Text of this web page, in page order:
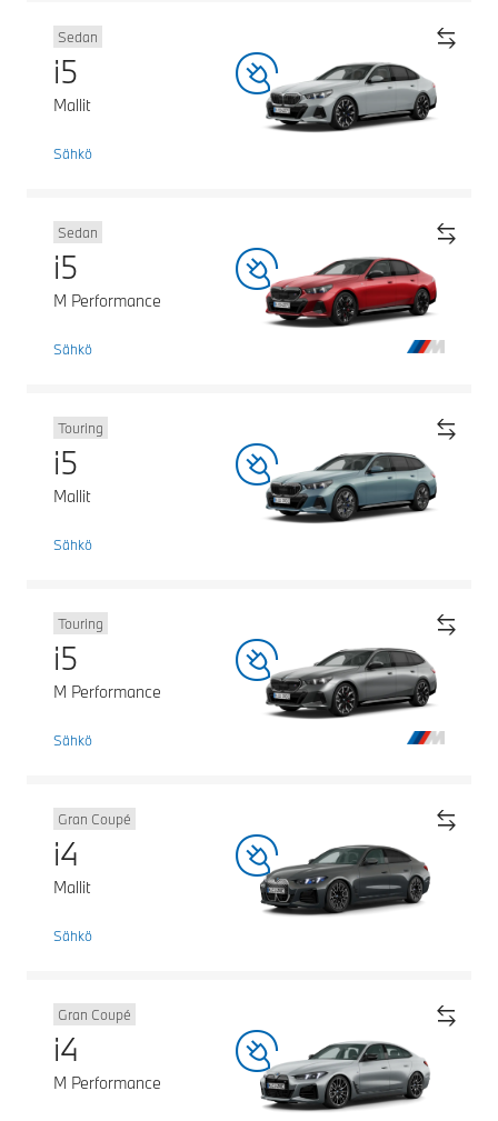
Sedan
i5
Mallit
Sähkö
Sedan
i5
M Performance
Sähkö
Touring
i5
Mallit
Sähkö
Touring
i5
M Performance
Sähkö
Gran Coupé
i4
Mallit
Sähkö
Gran Coupé
i4
M Performance